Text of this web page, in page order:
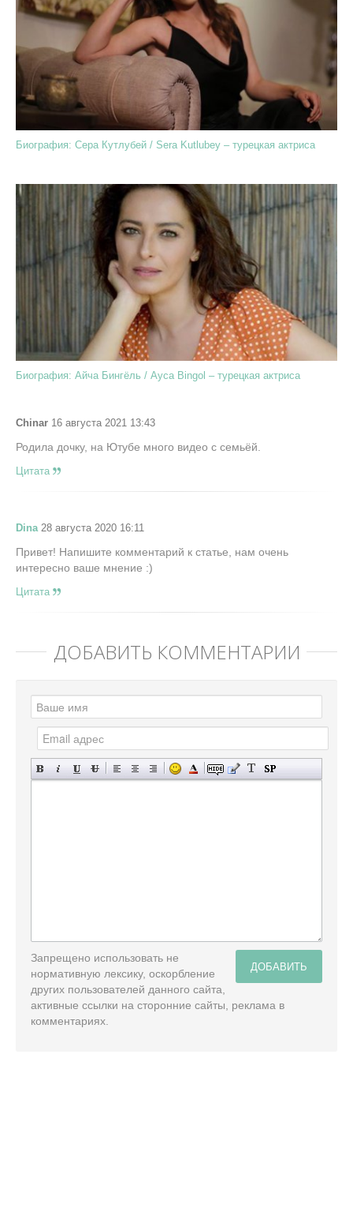
Биография: Сера Кутлубей / Sera Kutlubey – турецкая актриса
Биография: Айча Бингёль / Ayca Bingol – турецкая актриса
Chinar 16 августа 2021 13:43
Родила дочку, на Ютубе много видео с семьёй.
Цитата
Dina 28 августа 2020 16:11
Привет! Напишите комментарий к статье, нам очень
интересно ваше мнение :)
Цитата
ДОБАВИТЬ КОММЕНТАРИЙ
ДОБАВИТЬ
Запрещено использовать не
нормативную лексику, оскорбление
других пользователей данного сайта,
активные ссылки на сторонние сайты, реклама в
комментариях.